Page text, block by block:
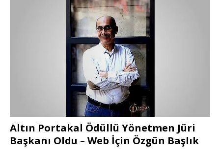
Altın Portakal Ödüllü Yönetmen Jüri
Başkanı Oldu – Web İçin Özgün Başlık